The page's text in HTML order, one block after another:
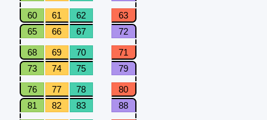
60 61 62
63
65
66 67 72
68 69 70
71
73
74 75 79
76 77 78
80
81
82 83 88